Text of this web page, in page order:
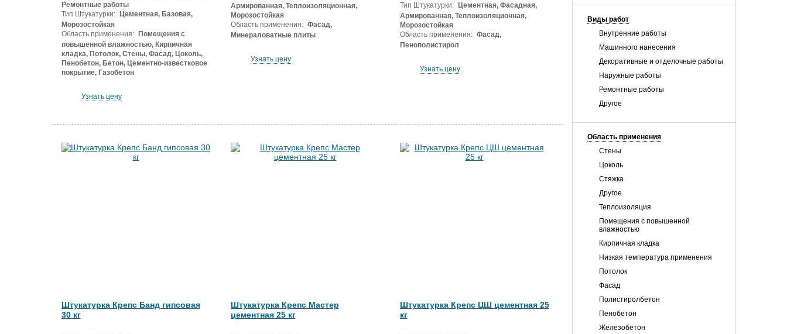
Виды работ
Внутренние работы
Машинного нанесения
Декоративные и отделочные работы
Наружные работы
Ремонтные работы
Другое
Область применения
Стены
Цоколь
Стяжка
Другое
Теплоизоляция
Помещения с повышенной
влажностью
Кирпичная кладка
Низкая температура применения
Потолок
Фасад
Полистиролбетон
Пенобетон
Железобетон
Ремонтные работы
Тип Штукатурки:
Цементная, Базовая,
Морозостойкая
Область применения:
Помещения с
повышенной влажностью, Кирпичная
кладка, Потолок, Стены, Фасад, Цоколь,
Пенобетон, Бетон, Цементно-известковое
покрытие, Газобетон
Узнать цену
Армированная, Теплоизоляционная,
Морозостойкая
Область применения: Фасад,
Минераловатные плиты
Узнать цену
Тип Штукатурки:
Цементная, Фасадная,
Армированная, Теплоизоляционная,
Морозостойкая
Область применения: Фасад,
Пенополистирол
Узнать цену
Штукатурка Крепс Банд гипсовая
30 кг
Штукатурка Крепс Мастер
цементная 25 кг
Штукатурка Крепс ЦШ цементная 25
кг